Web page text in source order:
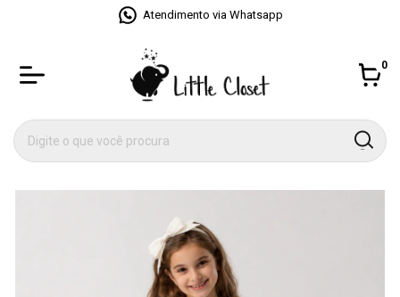
Atendimento via Whatsapp
0